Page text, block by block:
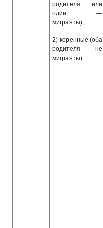
родителя или
один —
мигранты);
2) коренные (оба
родителя — не
мигранты)